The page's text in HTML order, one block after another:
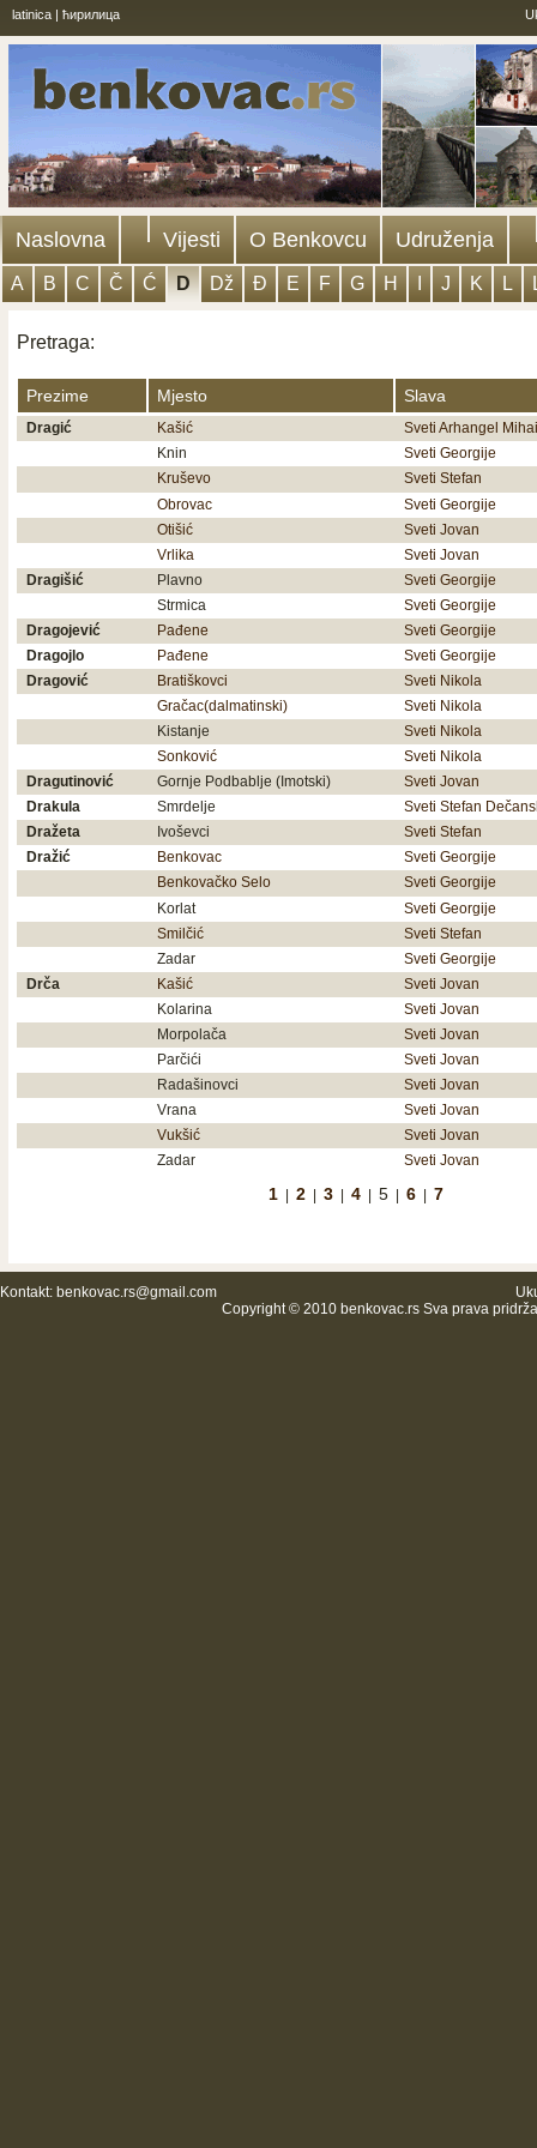
latinica | ћирилица
Naslovna Vijesti O Benkovcu Udruženja
A B C Č Ć D Dž Đ E F G H J K L
Pretraga:
Prezime Mjesto Slava
Dragić Kašić
Sveti Arhangel
Knin
Sveti Georgije
Kruševo
Sveti Stefan
Obrovac
Sveti Georgije
Otišić
Sveti Jovan
Vrlika
Sveti Jovan
Dragišić
Plavno
Sveti Georgije
Strmica
Sveti Georgije
Dragojević
Pađene
Sveti Georgije
Dragojlo
Pađene
Sveti Georgije
Dragović
Bratiškovci
Sveti Nikola
Gračac(dalmatinski)
Sveti Nikola
Kistanje
Sveti Nikola
Sonković
Sveti Nikola
Dragutinović
Gornje Podbablje (Imotski)
Sveti Jovan
Drakula
Smrdelje
Sveti Stefan
Dražeta
Ivoševci
Sveti Stefan
Dražić
Benkovac
Sveti Georgije
Benkovačko Selo
Sveti Georgije
Korlat
Sveti Georgije
Smilčić
Sveti Stefan
Zadar
Sveti Georgije
Drča
Kašić
Sveti Jovan
Kolarina
Sveti Jovan
Morpolača
Sveti Jovan
Parčići
Sveti Jovan
Radašinovci
Sveti Jovan
Vrana
Sveti Jovan
Vukšić
Sveti Jovan
Zadar
Sveti Jovan
1 2 3 4 5 6 7
Kontakt: benkovac.rs@gmail.com
Copyright © 2010 benkovac.rs Sva prava